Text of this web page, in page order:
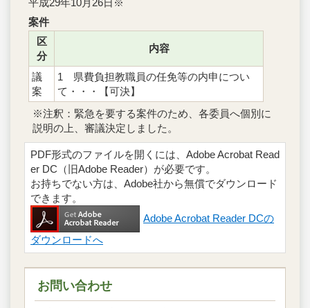
平成29年10月26日※
案件
区
分
内容
議
案
1 県費負担教職員の任免等の内申につい
て・・・【可決】
※注釈：緊急を要する案件のため、各委員へ個別に
説明の上、審議決定しました。
PDF形式のファイルを開くには、Adobe Acrobat Read
er DC（旧Adobe Reader）が必要です。
お持ちでない方は、Adobe社から無償でダウンロード
できます。
Adobe Acrobat Reader DCの
ダウンロードへ
お問い合わせ